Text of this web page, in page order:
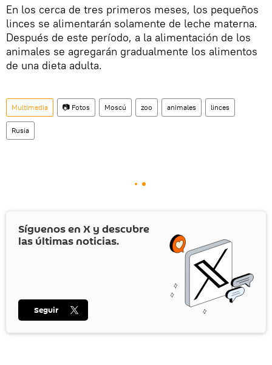
En los cerca de tres primeros meses, los pequeños
linces se alimentarán solamente de leche materna.
Después de este período, a la alimentación de los
animales se agregarán gradualmente los alimentos
de una dieta adulta.
Multimedia 📷 Fotos Moscú zoo animales linces
Rusia
Síguenos en X y descubre
las últimas noticias.
Seguir